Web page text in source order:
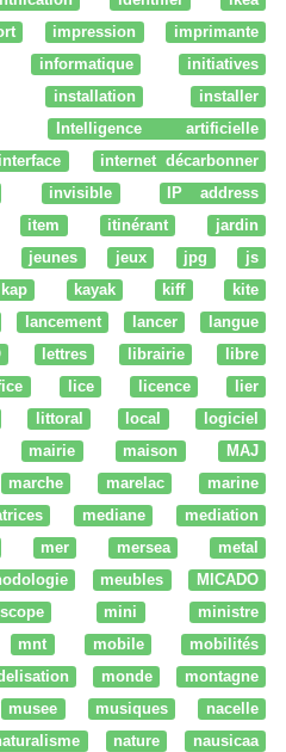
impression
imprimante
informatique
initiatives
installation
installer
Intelligence artificielle
interface
internet décarbonner
invisible
IP address
item itinérant
jardin
jeunes jeux jpg
js
kap kayak kiff
kite
lancement lancer
langue
lettres librairie
libre
lice licence
lier
littoral local
logiciel
mairie maison
MAJ
marche marelac
marine
mediane
mediation
mer mersea
metal
meubles
MICADO
mini
ministre
mnt mobile
mobilités
monde
montagne
musee musiques
nacelle
nature
nausicaa